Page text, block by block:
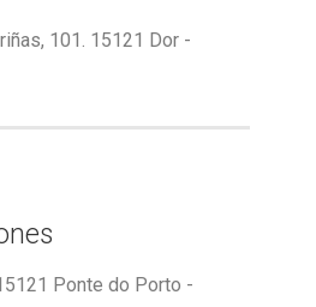
101. 15121 Dor -
Ponte do Porto -